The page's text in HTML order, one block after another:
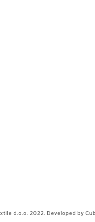
d.o.o. 2022. Developed by